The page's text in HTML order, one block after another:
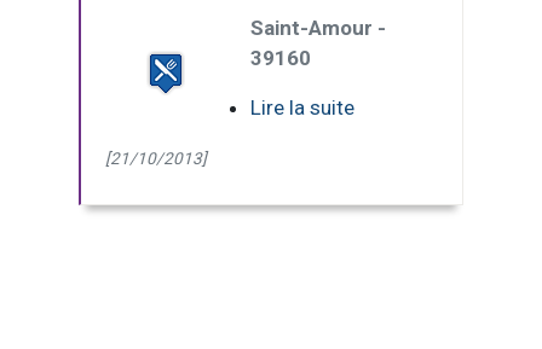
Saint-Amour -
39160
Lire la suite
[21/10/2013]